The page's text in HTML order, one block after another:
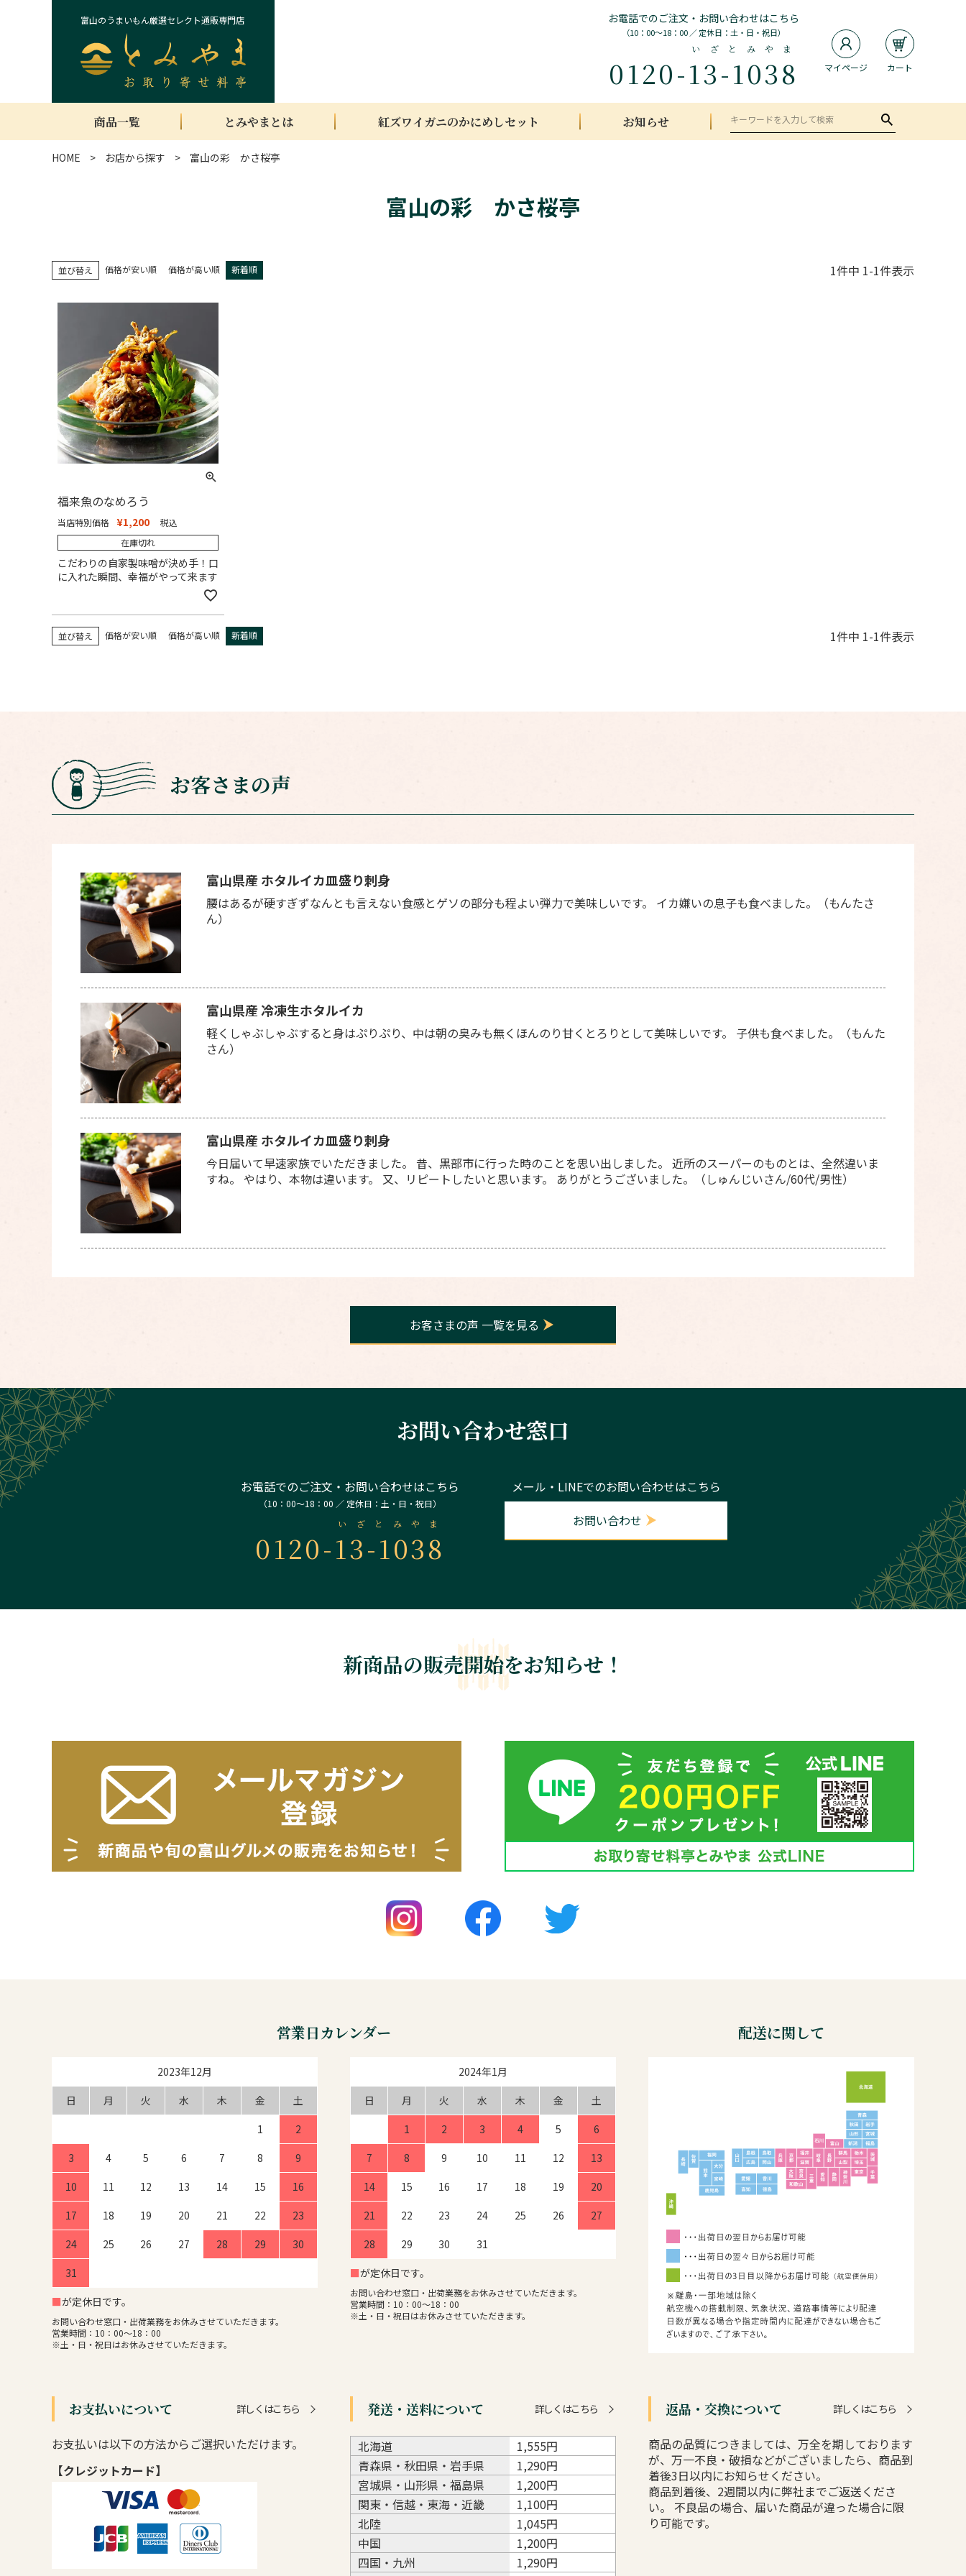
富山のうまいもん厳選セレクト通販専門店 お電話でのご注文・お問い合わせはこちら
（10：00～18：00 ／ 定休日：土・日・祝日）
0120-13-1038
いざとみやま
マイページ
カート
商品一覧 とみやまとは 紅ズワイガニのかにめしセット お知らせ
HOME お店から探す 富山の彩 かさ桜亭
富山の彩 かさ桜亭
並び替え 価格が安い順 価格が高い順 新着順 1件中 1-1件表示
福来魚のなめろう
当店特別価格 ¥1,200
税込
在庫切れ
こだわりの自家製味噌が決め手！口
に入れた瞬間、幸福がやって来ます
並び替え 価格が安い順 価格が高い順 新着順 1件中 1-1件表示
お客さまの声
富山県産 ホタルイカ皿盛り刺身
腰はあるが硬すぎずなんとも言えない食感とゲソの部分も程よい弾力で美味しいです。 イカ嫌いの息子も食べました。（もんたさ
ん）
富山県産 冷凍生ホタルイカ
軽くしゃぶしゃぶすると身はぷりぷり、中は朝の臭みも無くほんのり甘くとろりとして美味しいです。 子供も食べました。（もんた
さん）
富山県産 ホタルイカ皿盛り刺身
今日届いて早速家族でいただきました。 昔、黒部市に行った時のことを思い出しました。 近所のスーパーのものとは、全然違いま
すね。 やはり、本物は違います。 又、リピートしたいと思います。 ありがとうございました。（しゅんじいさん/60代/男性）
お客さまの声 一覧を見る
お問い合わせ窓口
お電話でのご注文・お問い合わせはこちら
（10：00～18：00 ／ 定休日：土・日・祝日）
0120-13-1038
いざとみやま
メール・LINEでのお問い合わせはこちら
お問い合わせ
新商品の販売開始をお知らせ！
営業日カレンダー
2023年12月
日
月 火 水 木 金
土
1
2
3
4 5 6 7 8
9
10
11 12 13 14 15
16
17
18 19 20 21 22
23
24
25 26 27 28 29
30
31
■が定休日です。
お問い合わせ窓口・出荷業務をお休みさせていただきます。
営業時間：10：00～18：00
※土・日・祝日はお休みさせていただきます。
2024年1月
日
月 火 水 木 金
土
1
2 3 4 5
6
7
8 9 10 11 12
13
14
15 16 17 18 19
20
21
22 23 24 25 26
27
28
29 30
31
■が定休日です。
お問い合わせ窓口・出荷業務をお休みさせていただきます。
営業時間：10：00～18：00
※土・日・祝日はお休みさせていただきます。
配送に関して
お支払いについて 詳しくはこちら
お支払いは以下の方法からご選択いただけます。
【クレジットカード】
発送・送料について 詳しくはこちら
北海道
1,555円
青森県・秋田県・岩手県
1,290円
宮城県・山形県・福島県
1,200円
関東・信越・東海・近畿
1,100円
北陸
1,045円
中国
1,200円
四国・九州
1,290円
返品・交換について 詳しくはこちら
商品の品質につきましては、万全を期しております
が、万一不良・破損などがございましたら、商品到
着後3日以内にお知らせください。
商品到着後、2週間以内に弊社までご返送くださ
い。 不良品の場合、届いた商品が違った場合に限
り可能です。